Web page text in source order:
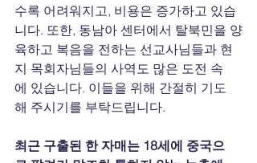
수록 어려워지고, 비용은 증가하고 있습
니다. 또한, 동남아 센터에서 탈북민을 양
육하고 복음을 전하는 선교사님들과 현
지 목회자님들의 사역도 많은 도전 속
에 있습니다. 이들을 위해 간절히 기도
해 주시기를 부탁드립니다.
최근 구출된 한 자매는 18세에 중국으